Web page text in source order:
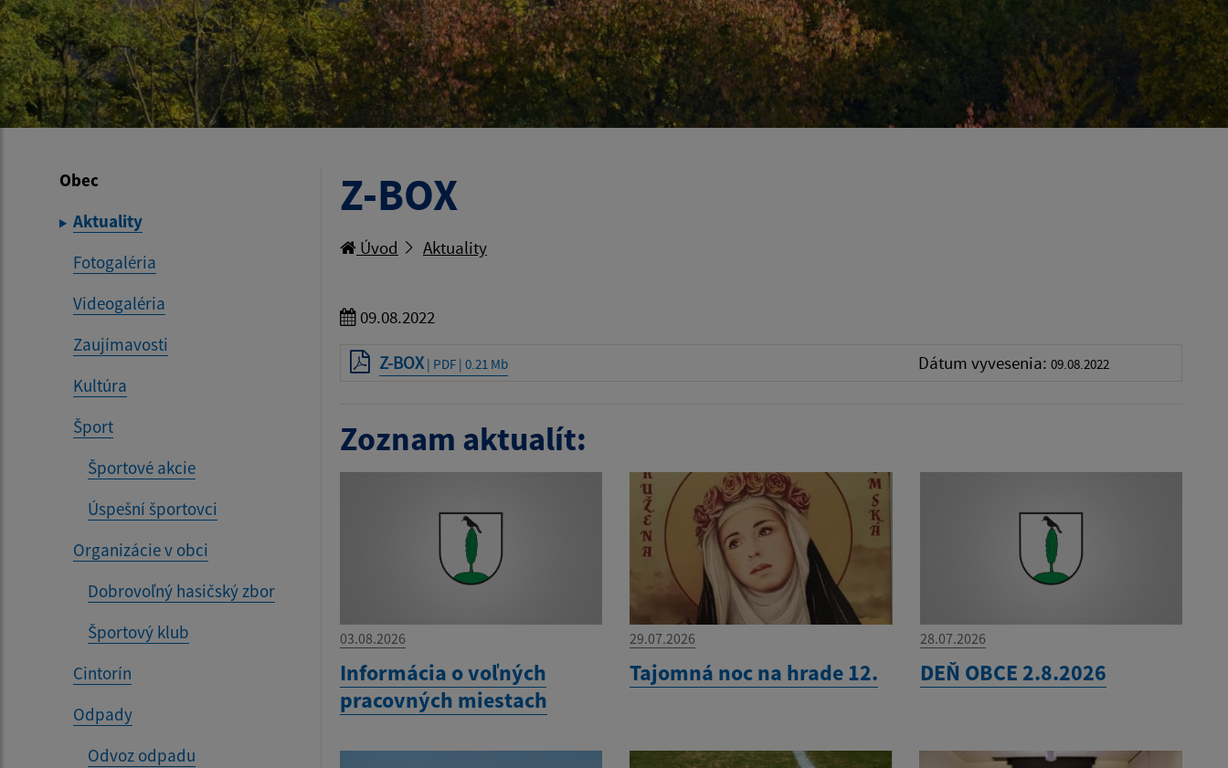
Obec
Aktuality
Fotogaléria
Videogaléria
Zaujímavosti
Kultúra
Šport
Športové akcie
Úspešní športovci
Organizácie v obci
Dobrovoľný hasičský zbor
Športový klub
Cintorín
Odpady
Odvoz odpadu
Z-BOX
Úvod Aktuality
09.08.2022
Z-BOX| PDF | 0.21 Mb Dátum vyvesenia: 09.08.2022
Zoznam aktualít:
03.08.2026
Informácia o voľných
pracovných miestach
29.07.2026
Tajomná noc na hrade 12.
28.07.2026
DEŇ OBCE 2.8.2026